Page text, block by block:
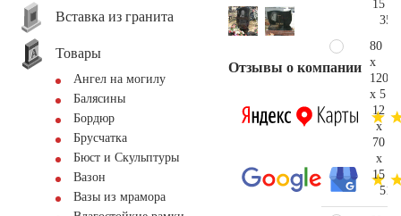
Вставка из гранита
Товары
Ангел на могилу
Балясины
Бордюр
Брусчатка
Бюст и Скульптуры
Вазон
Вазы из мрамора
Отзывы о компании
15
80
x
120
x 5
12
x
70
x
15